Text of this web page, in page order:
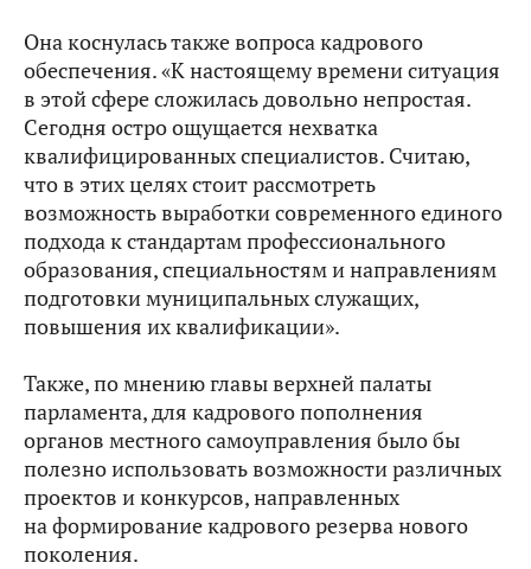
Она коснулась также вопроса кадрового
обеспечения. «К настоящему времени ситуация
в этой сфере сложилась довольно непростая.
Сегодня остро ощущается нехватка
квалифицированных специалистов. Считаю,
что в этих целях стоит рассмотреть
возможность выработки современного единого
подхода к стандартам профессионального
образования, специальностям и направлениям
подготовки муниципальных служащих,
повышения их квалификации».
Также, по мнению главы верхней палаты
парламента, для кадрового пополнения
органов местного самоуправления было бы
полезно использовать возможности различных
проектов и конкурсов, направленных
на формирование кадрового резерва нового
поколения.